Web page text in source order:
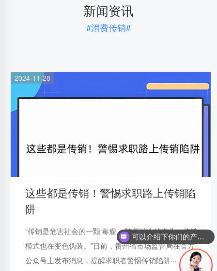
新闻资讯
#消费传销#
2024-11-28
这些都是传销！警惕求职路上传销陷
阱
“传销是危害社会的一颗‘毒瘤’。随着社会的变化，传销
模式也在变色伪装。”日前，贵州省市场监管局在官方
公众号上发布消息，提醒求职者警惕传销陷阱···
可以介绍下你们的产品么